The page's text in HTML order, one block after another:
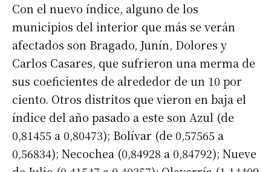
Con el nuevo índice, alguno de los
municipios del interior que más se verán
afectados son Bragado, Junín, Dolores y
Carlos Casares, que sufrieron una merma de
sus coeficientes de alrededor de un 10 por
ciento. Otros distritos que vieron en baja el
índice del año pasado a este son Azul (de
0,81455 a 0,80473); Bolívar (de 0,57565 a
0,56834); Necochea (0,84928 a 0,84792); Nueve